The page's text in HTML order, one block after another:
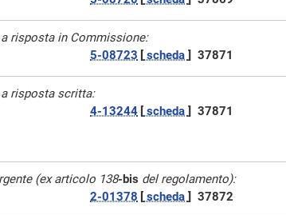
risposta in Commissione:
5-08723 [ scheda ] 37871
risposta scritta:
4-13244 [ scheda ] 37871
(ex articolo 138-bis del regolamento):
2-01378 [ scheda ] 37872